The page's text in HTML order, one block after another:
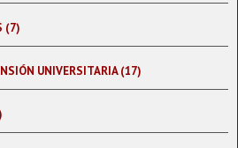
(7)
UNIVERSITARIA (17)